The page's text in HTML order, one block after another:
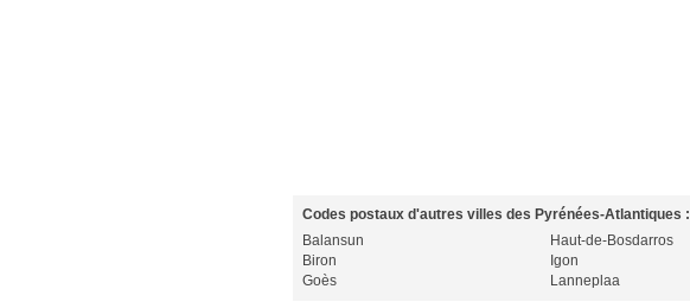
Codes postaux d'autres villes des Pyrénées-Atlantiques :
Balansun
Biron
Goès
Haut-de-Bosdarros
Igon
Lanneplaa